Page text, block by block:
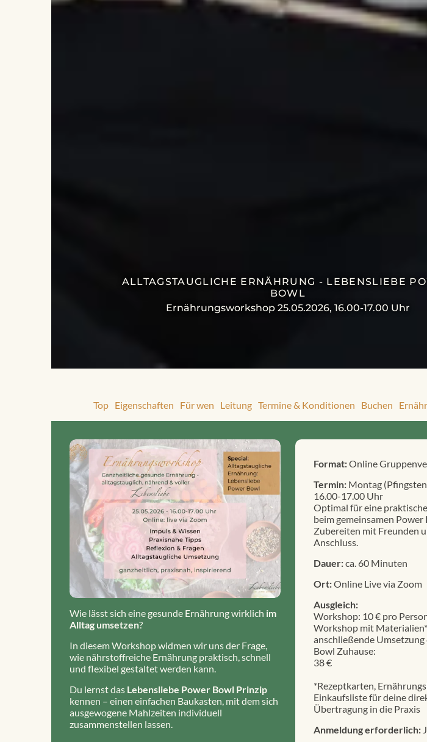
ALLTAGSTAUGLICHE ERNÄHRUNG - LEBENSLIEBE
BOWL
Ernährungsworkshop 25.05.2026, 16.00-17.00 Uhr
Top Eigenschaften Für wen Leitung Termine & Konditionen Buchen
Wie lässt sich eine gesunde Ernährung wirklich im
Alltag umsetzen?
In diesem Workshop widmen wir uns der Frage,
wie nährstoffreiche Ernährung praktisch, schnell
und flexibel gestaltet werden kann.
Du lernst das Lebensliebe Power Bowl Prinzip
kennen – einen einfachen Baukasten, mit dem sich
ausgewogene Mahlzeiten individuell
zusammenstellen lassen.
Format:Online
Termin: Montag
16.00-17.00 Uhr
Optimal für eine
beim gemeinsamen Power
Zubereiten mit Freunden
Anschluss.
Dauer:ca. 60 Minuten
Ort:Online Live via Zoom
Ausgleich:
Workshop: 10 € pro
Workshop mit
anschließende
Bowl Zuhause:
38 €
*Rezeptkarten,
Einkaufsliste für deine
Übertragung in die Praxis
Anmeldung erforderlich: